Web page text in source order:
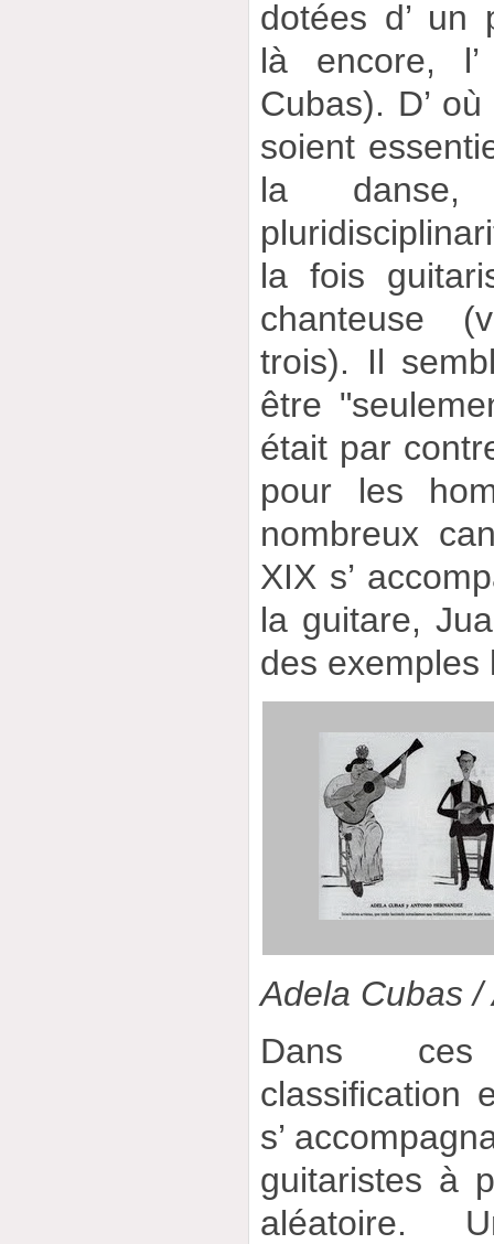
dotées d’ un
là encore, l’
Cubas). D’
soient
la
la fois
chanteuse
trois). Il
être
était par
pour les
nombreux
XIX s’
la guitare,
des exemples
Adela Cubas
Dans
classification
s’
guitaristes à
aléatoire.